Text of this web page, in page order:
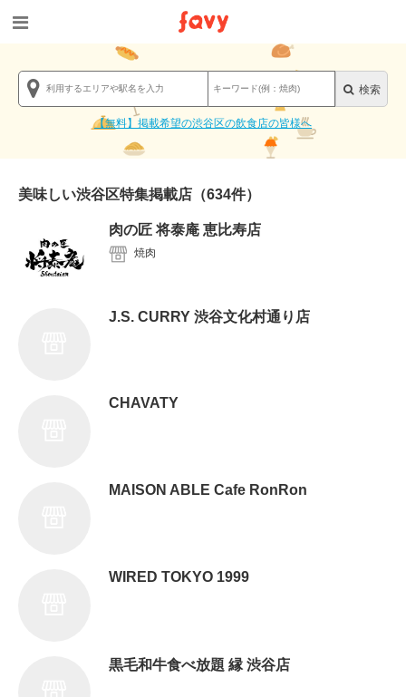
【無料】掲載希望の渋谷区の飲食店の皆様へ
美味しい渋谷区特集掲載店 （634件）
肉の匠 将泰庵 恵比寿店
焼肉
J.S. CURRY 渋谷文化村通り店
CHAVATY
MAISON ABLE Cafe RonRon
WIRED TOKYO 1999
黒毛和牛食べ放題 縁 渋谷店